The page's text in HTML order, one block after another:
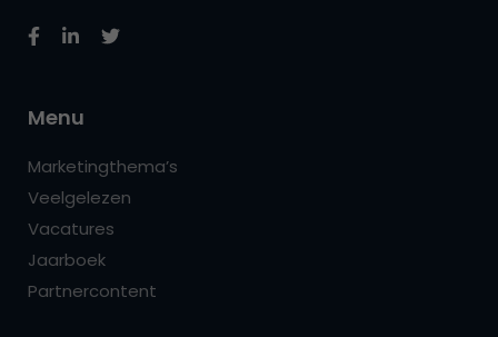
Menu
Marketingthema’s
Veelgelezen
Vacatures
Jaarboek
Partnercontent